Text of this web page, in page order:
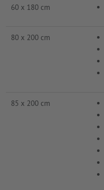
60 x 180 cm
80 x 200 cm
85 x 200 cm